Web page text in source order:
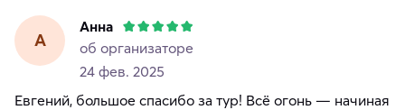
А
Анна
об организаторе
24 фев. 2025
Евгений, большое спасибо за тур! Всё огонь — начиная